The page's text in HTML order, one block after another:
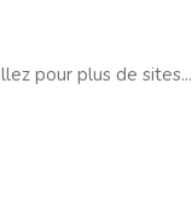
pour plus de sites...